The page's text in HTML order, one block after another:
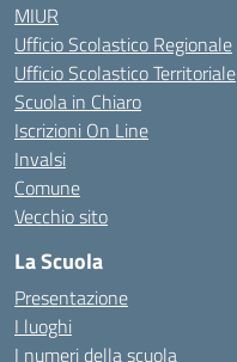
MIUR
Ufficio Scolastico Regionale
Ufficio Scolastico Territoriale
Scuola in Chiaro
Iscrizioni On Line
Invalsi
Comune
Vecchio sito
La Scuola
Presentazione
I luoghi
I numeri della scuola